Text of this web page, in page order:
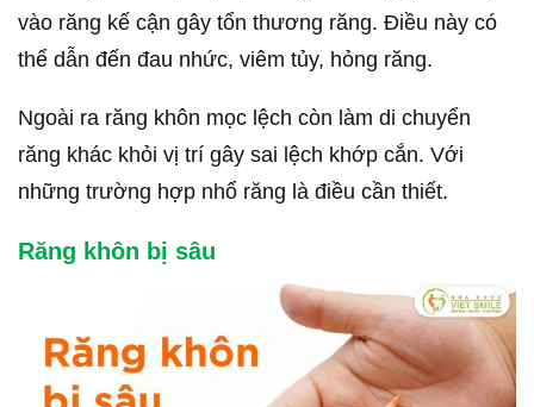
vào răng kế cận gây tổn thương răng. Điều này có
thể dẫn đến đau nhức, viêm tủy, hỏng răng.
Ngoài ra răng khôn mọc lệch còn làm di chuyển
răng khác khỏi vị trí gây sai lệch khớp cắn. Với
những trường hợp nhổ răng là điều cần thiết.
Răng khôn bị sâu